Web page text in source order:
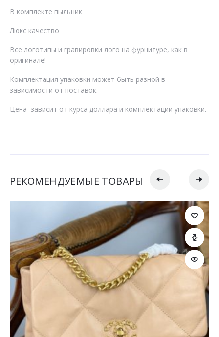
В комплекте пыльник
Люкс качество
Все логотипы и гравировки лого на фурнитуре, как в
оригинале!
Комплектация упаковки может быть разной в
зависимости от поставок.
Цена зависит от курса доллара и комплектации упаковки.
РЕКОМЕНДУЕМЫЕ ТОВАРЫ